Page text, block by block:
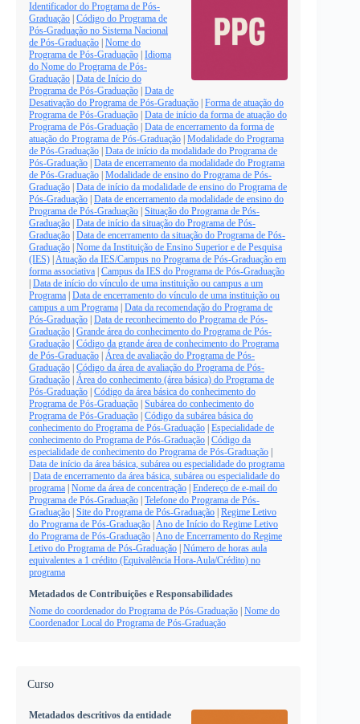
Identificador do Programa de Pós-
Graduação Código do Programa de
Pós-Graduação no Sistema Nacional
de Pós-Graduação Nome do
Programa de Pós-Graduação Idioma
do Nome do Programa de Pós-
Graduação Data de Início do
Programa de Pós-Graduação Data de
Desativação do Programa de Pós-Graduação Forma de atuação do
Programa de Pós-Graduação Data de início da forma de atuação do
Programa de Pós-Graduação Data de encerramento da forma de
atuação do Programa de Pós-Graduação Modalidade do Programa
de Pós-Graduação Data de início da modalidade do Programa de
Pós-Graduação Data de encerramento da modalidade do Programa
de Pós-Graduação Modalidade de ensino do Programa de Pós-
Graduação Data de início da modalidade de ensino do Programa de
Pós-Graduação Data de encerramento da modalidade de ensino do
Programa de Pós-Graduação Situação do Programa de Pós-
Graduação Data de início da situação do Programa de Pós-
Graduação Data de encerramento da situação do Programa de Pós-
Graduação Nome da Instituição de Ensino Superior e de Pesquisa
(IES) Atuação da IES/Campus no Programa de Pós-Graduação em
forma associativa Campus da IES do Programa de Pós-Graduação
Data de início do vínculo de uma instituição ou campus a um
Programa Data de encerramento do vínculo de uma instituição ou
campus a um Programa Data da recomendação do Programa de
Pós-Graduação Data de reconhecimento do Programa de Pós-
Graduação Grande área do conhecimento do Programa de Pós-
Graduação Código da grande área de conhecimento do Programa
de Pós-Graduação Área de avaliação do Programa de Pós-
Graduação Código da área de avaliação do Programa de Pós-
Graduação Área do conhecimento (área básica) do Programa de
Pós-Graduação Código da área básica do conhecimento do
Programa de Pós-Graduação Subárea do conhecimento do
Programa de Pós-Graduação Código da subárea básica do
conhecimento do Programa de Pós-Graduação Especialidade de
conhecimento do Programa de Pós-Graduação Código da
especialidade de conhecimento do Programa de Pós-Graduação
Data de início da área básica, subárea ou especialidade do programa
Data de encerramento da área básica, subárea ou especialidade do
programa Nome da área de concentração Endereço de e-mail do
Programa de Pós-Graduação Telefone do Programa de Pós-
Graduação Site do Programa de Pós-Graduação Regime Letivo
do Programa de Pós-Graduação Ano de Início do Regime Letivo
do Programa de Pós-Graduação Ano de Encerramento do Regime
Letivo do Programa de Pós-Graduação Número de horas aula
equivalentes a 1 crédito (Equivalência Hora-Aula/Crédito) no
programa
Metadados de Contribuições e Responsabilidades
Nome do coordenador do Programa de Pós-Graduação Nome do
Coordenador Local do Programa de Pós-Graduação
Curso
Metadados descritivos da entidade